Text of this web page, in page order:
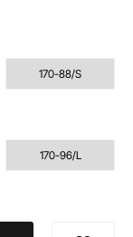
170-88/S
170-96/L